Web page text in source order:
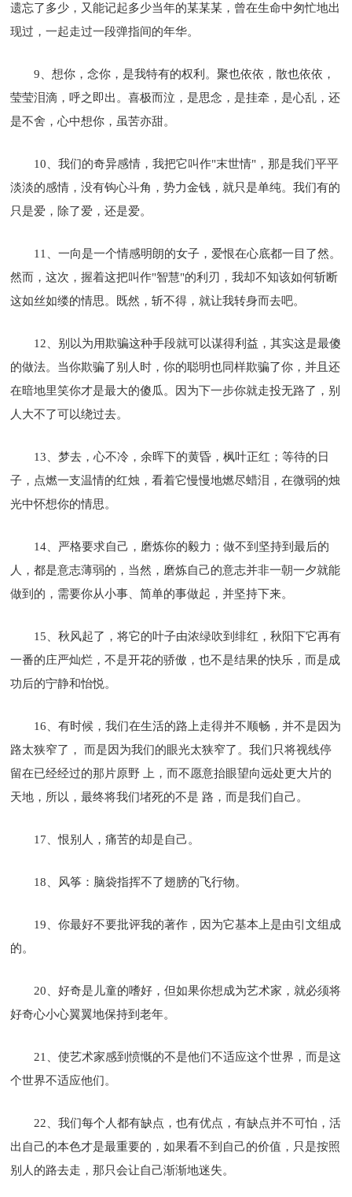
遗忘了多少，又能记起多少当年的某某某，曾在生命中匆忙地出
现过，一起走过一段弹指间的年华。
9、想你，念你，是我特有的权利。聚也依依，散也依依，
莹莹泪滴，呼之即出。喜极而泣，是思念，是挂牵，是心乱，还
是不舍，心中想你，虽苦亦甜。
10、我们的奇异感情，我把它叫作"末世情"，那是我们平平
淡淡的感情，没有钩心斗角，势力金钱，就只是单纯。我们有的
只是爱，除了爱，还是爱。
11、一向是一个情感明朗的女子，爱恨在心底都一目了然。
然而，这次，握着这把叫作"智慧"的利刃，我却不知该如何斩断
这如丝如缕的情思。既然，斩不得，就让我转身而去吧。
12、别以为用欺骗这种手段就可以谋得利益，其实这是最傻
的做法。当你欺骗了别人时，你的聪明也同样欺骗了你，并且还
在暗地里笑你才是最大的傻瓜。因为下一步你就走投无路了，别
人大不了可以绕过去。
13、梦去，心不冷，余晖下的黄昏，枫叶正红；等待的日
子，点燃一支温情的红烛，看着它慢慢地燃尽蜡泪，在微弱的烛
光中怀想你的情思。
14、严格要求自己，磨炼你的毅力；做不到坚持到最后的
人，都是意志薄弱的，当然，磨炼自己的意志并非一朝一夕就能
做到的，需要你从小事、简单的事做起，并坚持下来。
15、秋风起了，将它的叶子由浓绿吹到绯红，秋阳下它再有
一番的庄严灿烂，不是开花的骄傲，也不是结果的快乐，而是成
功后的宁静和怡悦。
16、有时候，我们在生活的路上走得并不顺畅，并不是因为
路太狭窄了， 而是因为我们的眼光太狭窄了。我们只将视线停
留在已经经过的那片原野 上，而不愿意抬眼望向远处更大片的
天地，所以，最终将我们堵死的不是 路，而是我们自己。
17、恨别人，痛苦的却是自己。
18、风筝：脑袋指挥不了翅膀的飞行物。
19、你最好不要批评我的著作，因为它基本上是由引文组成
的。
20、好奇是儿童的嗜好，但如果你想成为艺术家，就必须将
好奇心小心翼翼地保持到老年。
21、使艺术家感到愤慨的不是他们不适应这个世界，而是这
个世界不适应他们。
22、我们每个人都有缺点，也有优点，有缺点并不可怕，活
出自己的本色才是最重要的，如果看不到自己的价值，只是按照
别人的路去走，那只会让自己渐渐地迷失。